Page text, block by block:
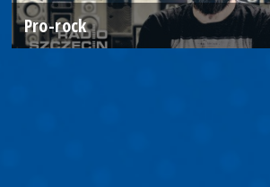
Pro-rock